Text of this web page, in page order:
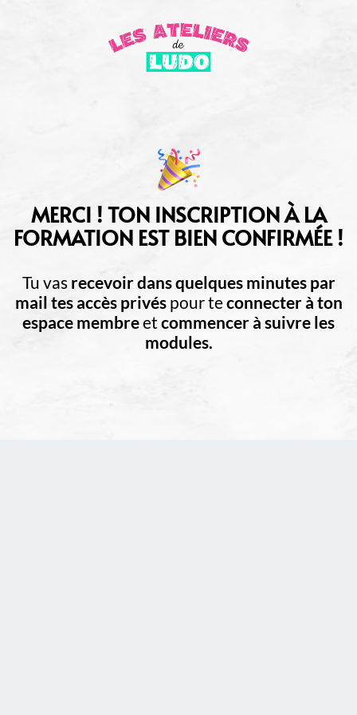
MERCI ! TON INSCRIPTION À LA
FORMATION EST BIEN CONFIRMÉE !
Tu vas recevoir dans quelques minutes par
mail tes accès privéspour teconnecter à ton
espace membreet commencer à suivre les
modules.